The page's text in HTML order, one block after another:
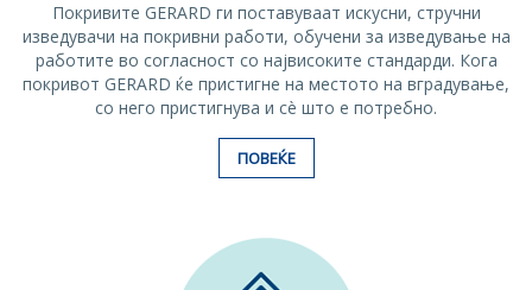
Покривите GERARD ги поставуваат искусни, стручни
изведувачи на покривни работи, обучени за изведување на
работите во согласност со највисоките стандарди. Кога
покривот GERARD ќе пристигне на местото на вградување,
со него пристигнува и сè што е потребно.
ПОВЕЌЕ